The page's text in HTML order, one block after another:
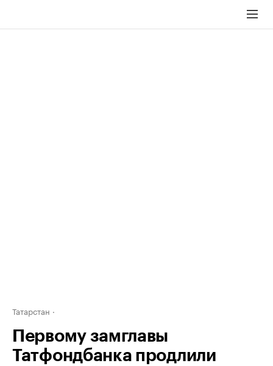
Татарстан
Первому замглавы
Татфондбанка продлили